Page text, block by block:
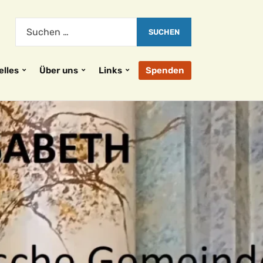
Über uns Links Spenden